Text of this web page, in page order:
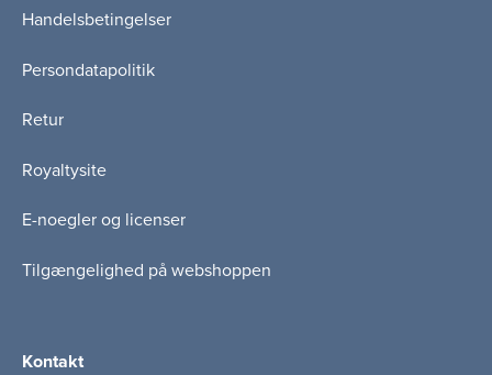
Handelsbetingelser
Persondatapolitik
Retur
Royaltysite
E-noegler og licenser
Tilgængelighed på webshoppen
Kontakt